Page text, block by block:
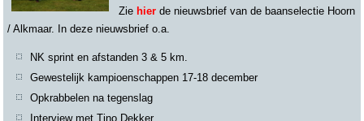
Zie hier de nieuwsbrief van de baanselectie Hoorn
/ Alkmaar. In deze nieuwsbrief o.a.
NK sprint en afstanden 3 & 5 km.
Gewestelijk kampioenschappen 17-18 december
Opkrabbelen na tegenslag
Interview met Tino Dekker